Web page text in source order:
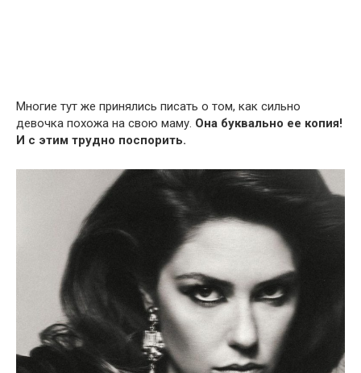
Многие тут же принялись писать о том, как сильно
девочка похожа на свою маму. Она буквально ее копия!
И с этим трудно поспорить.